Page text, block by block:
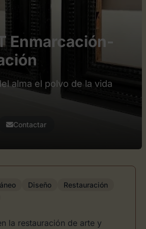
Enmarcación-
alma el polvo de la vida
Contactar
Diseño
Restauración
la restauración de arte y